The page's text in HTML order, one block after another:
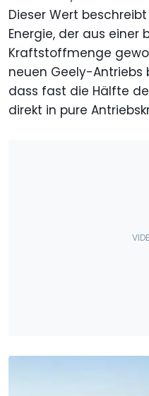
Dieser Wert
Energie, der aus einer
Kraftstoffmenge
neuen Geely-Antriebs
dass fast die Hälfte
direkt in pure